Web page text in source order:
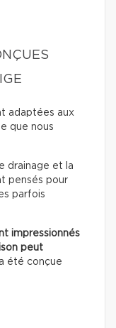
adaptées aux
que nous
drainage et la
pensés pour
parfois
impressionnés
peut
été conçue